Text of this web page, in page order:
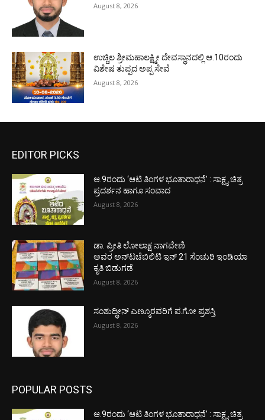
August 8, 2026
ಉಚ್ಚಿಲ ಶ್ರೀಮಹಾಲಕ್ಷ್ಮೀ ದೇವಸ್ಥಾನದಲ್ಲಿ ಆ.10ರಂದು
ವಿಶೇಷ ತುಪ್ಪದ ಅಪ್ಪ ಸೇವೆ
August 8, 2026
EDITOR PICKS
ಆ.9ರಂದು ‘ಆಟಿ ತಿಂಗಳ ಭೂತಾರಾಧನೆ’ : ಸಾಕ್ಷ್ಯ ಚಿತ್ರ
ಪ್ರದರ್ಶನ ಹಾಗೂ ಸಂವಾದ
August 8, 2026
ಡಾ. ಪ್ರೀತಿ ಲೋಲಾಕ್ಷ ನಾಗವೇಣಿ
ಅವರ ಅನ್‌ಟಚೆಬಿಲಿಟಿ ಇನ್ 21 ಸೆಂಚುರಿ ಇಂಡಿಯಾ
ಕೃತಿ ಬಿಡುಗಡೆ
August 8, 2026
ಸಂಶುದ್ಧೀನ್ ಎಣ್ಮೂರವರಿಗೆ ಪ.ಗೋ ಪ್ರಶಸ್ತಿ
August 8, 2026
POPULAR POSTS
ಆ.9ರಂದು ‘ಆಟಿ ತಿಂಗಳ ಭೂತಾರಾಧನೆ’ : ಸಾಕ್ಷ್ಯ ಚಿತ್ರ